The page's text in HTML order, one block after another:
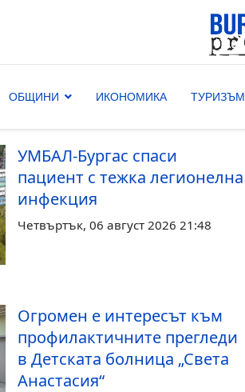
ОБЩИНИ ИКОНОМИКА ТУРИЗЪМ
УМБАЛ-Бургас спаси
пациент с тежка легионелна
инфекция
Четвъртък, 06 август 2026 21:48
Огромен е интересът към
профилактичните прегледи
в Детската болница „Света
Анастасия“